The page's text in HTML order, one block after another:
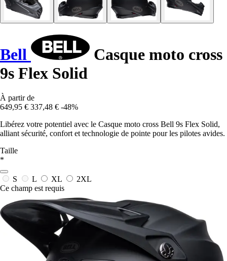
Bell
Casque moto cross
9s Flex Solid
À partir de
649,95 € 337,48 € -48%
Libérez votre potentiel avec le Casque moto cross Bell 9s Flex Solid,
alliant sécurité, confort et technologie de pointe pour les pilotes avides.
Taille
*
S L XL
2XL
Ce champ est requis